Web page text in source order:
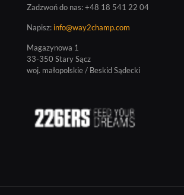
Zadzwoń do nas:+48 18 541 22 04
Napisz: info@way2champ.com
Magazynowa 1
33-350 Stary Sącz
woj. małopolskie / Beskid Sądecki